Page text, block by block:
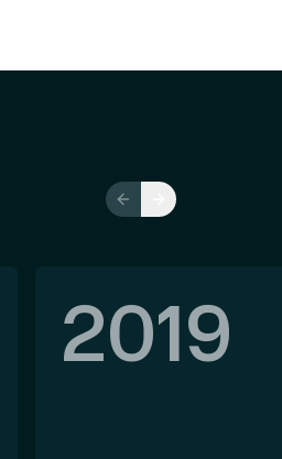
Previous slide
Next slide
2019